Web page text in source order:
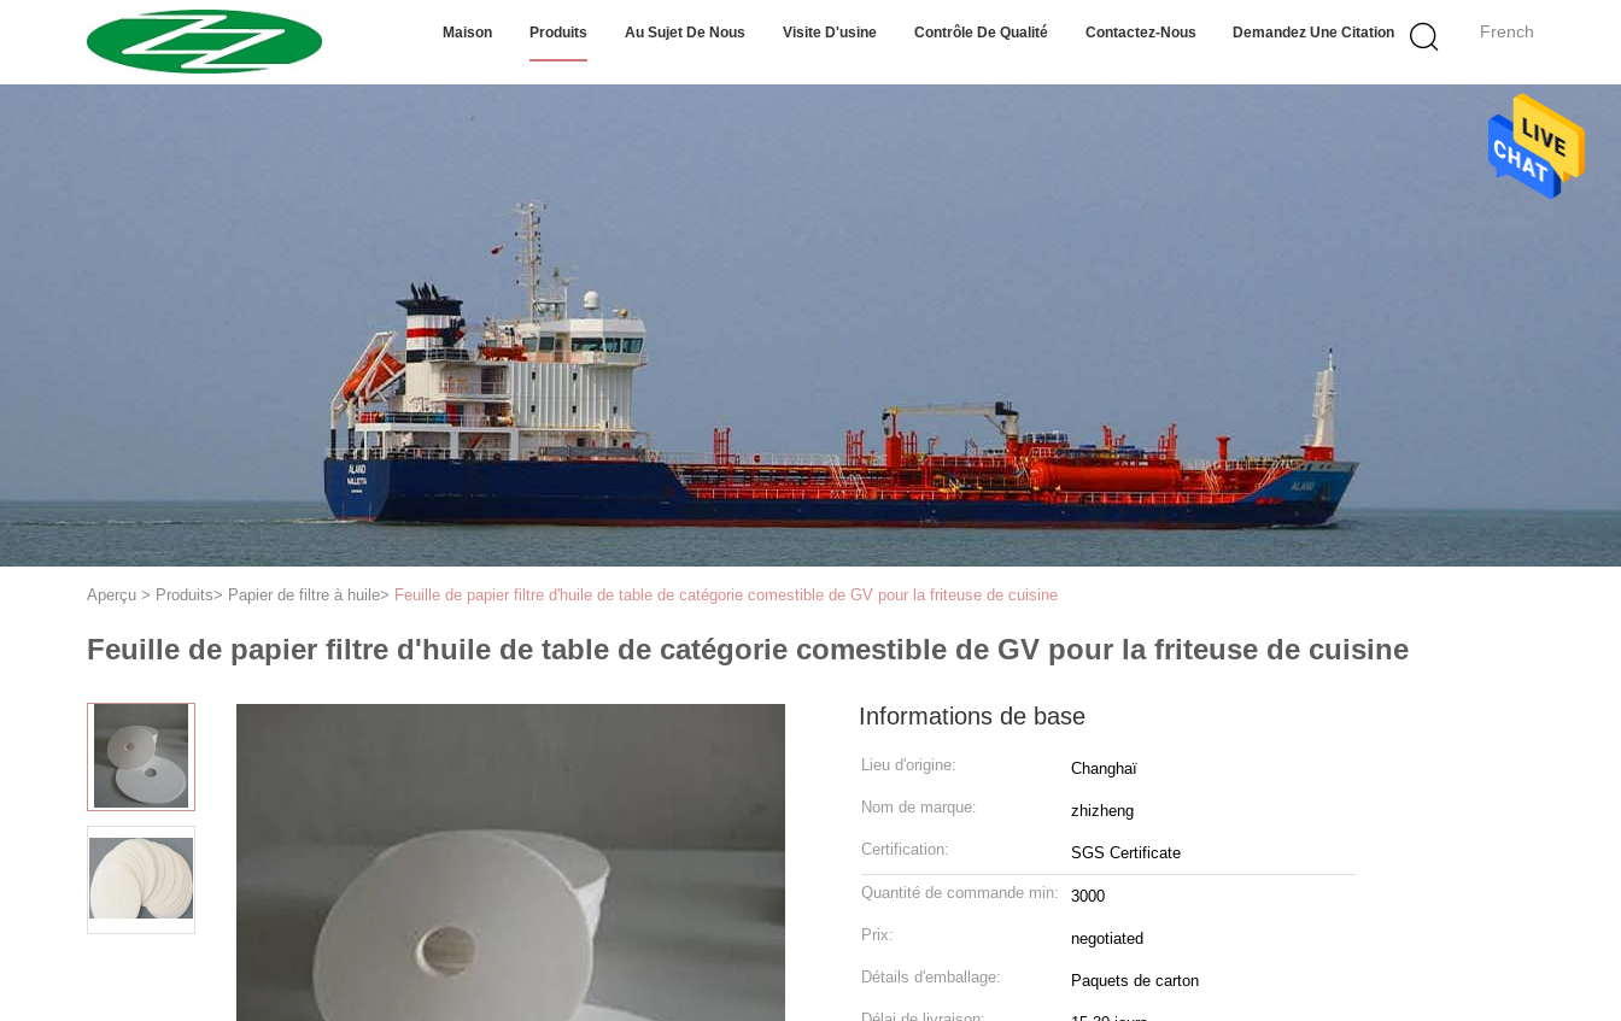
French
Maison Produits Au Sujet De Nous Visite D'usine Contrôle De Qualité Contactez-Nous Demandez Une Citation
Aperçu > Produits> Papier de filtre à huile> Feuille de papier filtre d'huile de table de catégorie comestible de GV pour la friteuse de cuisine
Feuille de papier filtre d'huile de table de catégorie comestible de GV pour la friteuse de cuisine
Informations de base
Lieu d'origine: Changhaï
Nom de marque: zhizheng
Certification: SGS Certificate
Quantité de commande min: 3000
Prix: negotiated
Détails d'emballage: Paquets de carton